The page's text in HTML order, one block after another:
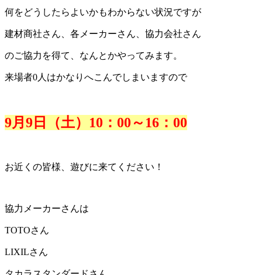
何をどうしたらよいかもわからない状況ですが
建材商社さん、各メーカーさん、協力会社さん
のご協力を得て、なんとかやってみます。
来場者0人はかなりへこんでしまいますので
9月9日（土）10：00～16：00
お近くの皆様、遊びに来てください！
協力メーカーさんは
TOTOさん
LIXILさん